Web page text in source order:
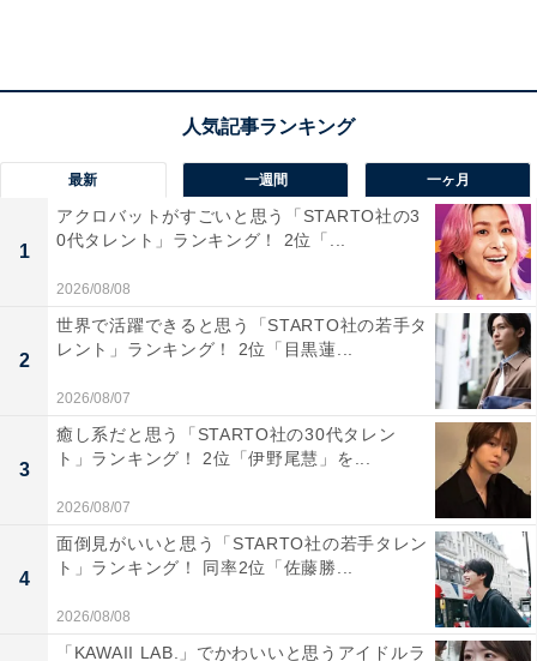
環境が整っている」「生活に必要な施設がすべて揃って
ス・プライベートともに最適」といった声があり、7年
連続で1位の座を守りました。
※回答者のコメントは原文ママです
※2つ以上近接駅を統合した場合は、駅名の後に
A（area）を付記
この記事の筆者：坂上 恵
All About ニュースの編集者。オールアバウトに入社後、
SNSトレンドにフォーカスした記事執筆やSEOライティ
ングの経験を経て、のちにAll About ニュースチームのメ
ンバーに参入。現在は旅行・カルチャー・エンタメなど
を中心に企画編集を担当。東京都出身。居酒屋巡りとス
ポーツ観戦が生きがい。
最新 一週間 一ヶ月
1
アクロバットがすごいと思う「STARTO社の3
0代タレント」ランキング！ 2位「...
2026/08/08
2
世界で活躍できると思う「STARTO社の若手タ
レント」ランキング！ 2位「目黒蓮...
2026/08/07
3
癒し系だと思う「STARTO社の30代タレン
ト」ランキング！ 2位「伊野尾慧」を...
2026/08/07
4
面倒見がいいと思う「STARTO社の若手タレン
ト」ランキング！ 同率2位「佐藤勝...
2026/08/08
「KAWAII LAB.」でかわいいと思うアイドルラ